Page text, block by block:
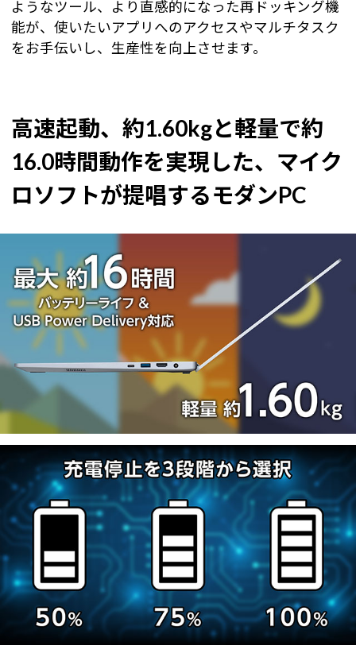
ようなツール、より直感的になった再ドッキング機
能が、使いたいアプリへのアクセスやマルチタスク
をお手伝いし、生産性を向上させます。
高速起動、約1.60kgと軽量で約
16.0時間動作を実現した、マイク
ロソフトが提唱するモダンPC